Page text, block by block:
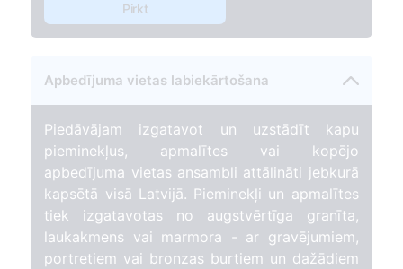
Pirkt
Apbedījuma vietas labiekārtošana
Piedāvājam izgatavot un uzstādīt kapu
pieminekļus, apmalītes vai kopējo
apbedījuma vietas ansambli attālināti jebkurā
kapsētā visā Latvijā. Pieminekļi un apmalītes
tiek izgatavotas no augstvērtīga granīta,
laukakmens vai marmora - ar gravējumiem,
portretiem vai bronzas burtiem un dažādiem